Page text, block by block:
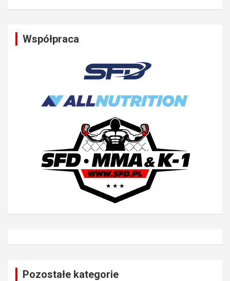
Współpraca
Pozostałe kategorie